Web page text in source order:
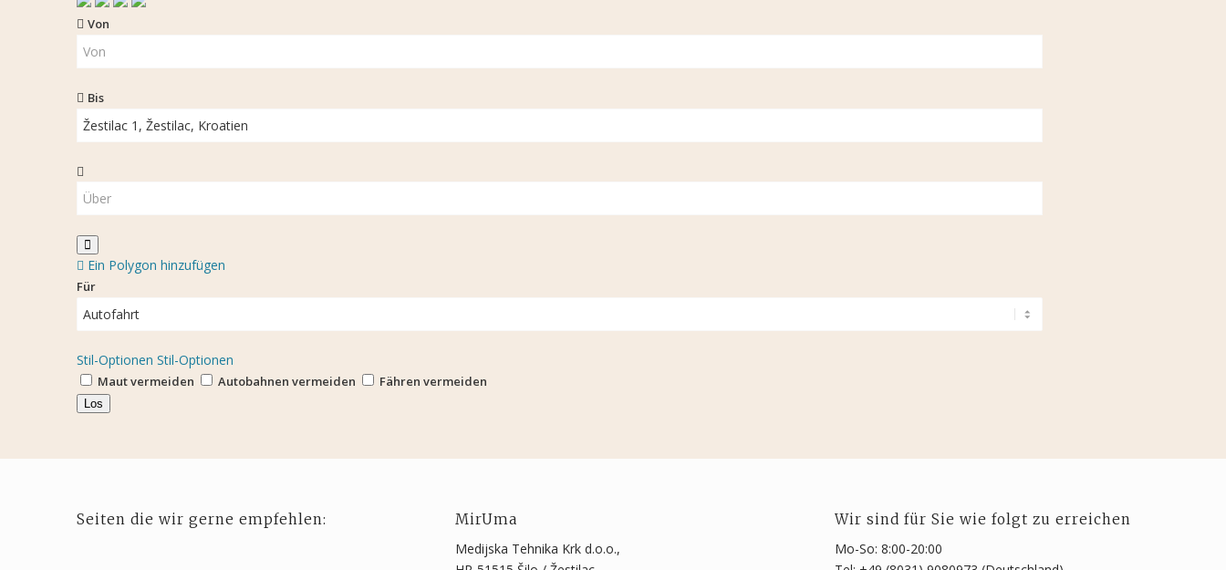
Von
Bis
Ein Polygon hinzufügen
Für
Stil-Optionen Stil-Optionen
Maut vermeiden Autobahnen vermeiden Fähren vermeiden
Seiten die wir gerne empfehlen:
MirUma
Medijska Tehnika Krk d.o.o.,
Wir sind für Sie wie folgt zu erreichen
Mo-So: 8:00-20:00